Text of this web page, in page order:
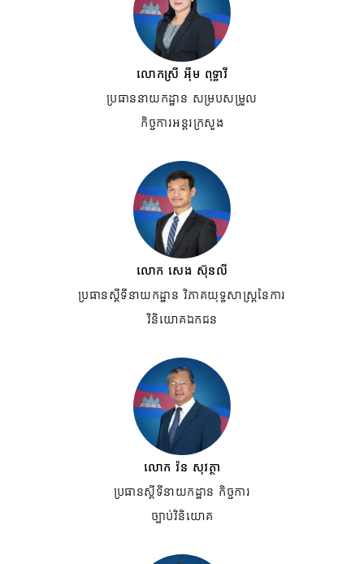
លោកស្រី អ៊ឹម ពុទ្ធាវី
ប្រធាននាយកដ្ឋាន សម្របសម្រួល
កិច្ចការអន្តរក្រសួង
លោក សេង ស៊ុនលី
ប្រធានស្តីទីនាយកដ្ឋាន វិភាគយុទ្ធសាស្រ្តនៃការ
វិនិយោគឯកជន
លោក វ៉ន សុវត្ថា
ប្រធានស្តីទីនាយកដ្ឋាន កិច្ចការ
ច្បាប់វិនិយោគ